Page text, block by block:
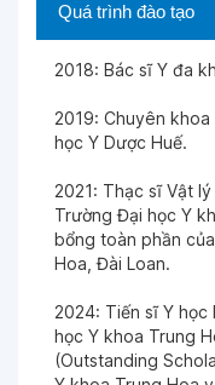
Quá trình đào tạo
2018: Bác sĩ Y đa
2019: Chuyên
học Y Dược Huế.
2021: Thạc sĩ Vật
Trường Đại học Y
bổng toàn phần
Hoa, Đài Loan.
2024: Tiến sĩ Y
học Y khoa Trung
(Outstanding